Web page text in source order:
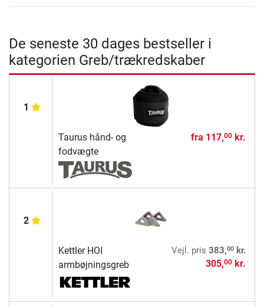
De seneste 30 dages bestseller i
kategorien Greb/trækredskaber
1
Taurus hånd- og
fodvægte
fra 117,00kr.
2
Kettler HOI
armbøjningsgreb
Vejl. pris 383,00kr.
305,00kr.